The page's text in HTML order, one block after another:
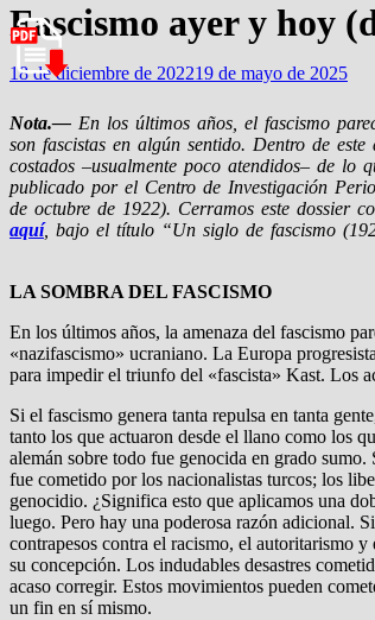
Fascismo ayer y hoy
18 de diciembre de 202219 de mayo de 2025
Nota.— En los últimos años, el fascismo
son fascistas en algún sentido. Dentro de
costados –usualmente poco atendidos– de
publicado por el Centro de Investigación
de octubre de 1922). Cerramos este dossier
aquí, bajo el título “Un siglo de fascismo
LA SOMBRA DEL FASCISMO
En los últimos años, la amenaza del fascismo
«nazifascismo» ucraniano. La Europa
para impedir el triunfo del «fascista» Kast. Los
Si el fascismo genera tanta repulsa en tanta
tanto los que actuaron desde el llano como los
alemán sobre todo fue genocida en grado
fue cometido por los nacionalistas turcos; los
genocidio. ¿Significa esto que aplicamos una
luego. Pero hay una poderosa razón adicional.
contrapesos contra el racismo, el autoritarismo
su concepción. Los indudables desastres
acaso corregir. Estos movimientos pueden
un fin en sí mismo.